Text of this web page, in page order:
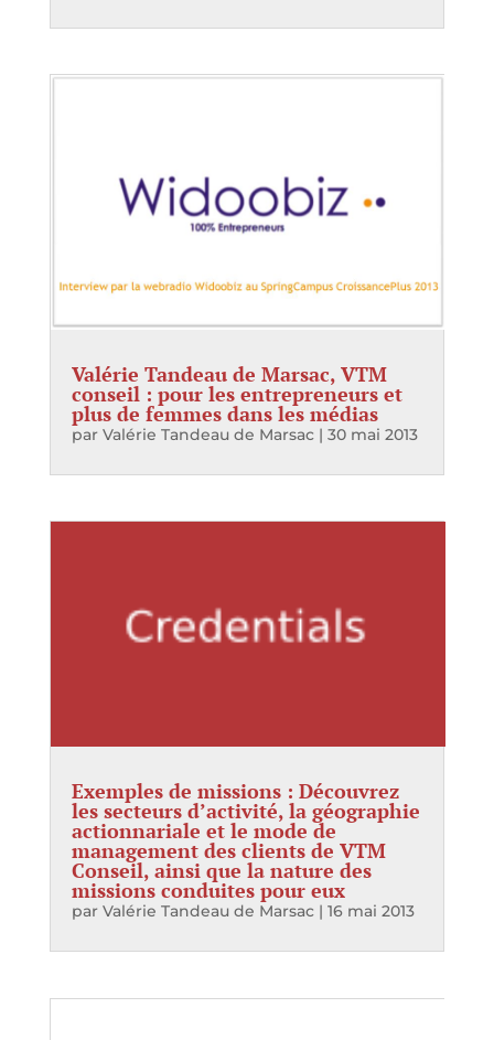
Valérie Tandeau de Marsac, VTM
conseil : pour les entrepreneurs et
plus de femmes dans les médias
par Valérie Tandeau de Marsac| 30 mai 2013
Exemples de missions : Découvrez
les secteurs d’activité, la géographie
actionnariale et le mode de
management des clients de VTM
Conseil, ainsi que la nature des
missions conduites pour eux
par Valérie Tandeau de Marsac| 16 mai 2013